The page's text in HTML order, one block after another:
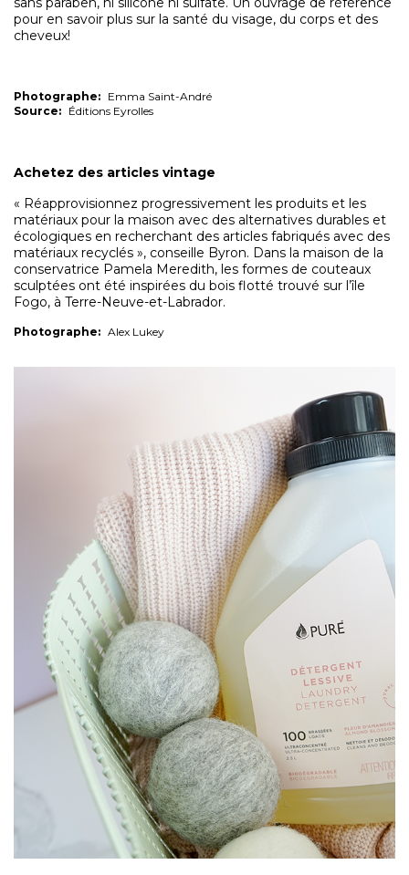
pour en savoir plus sur la santé du visage, du corps et des
cheveux!
Photographe: Emma Saint-André
Source: Éditions Eyrolles
Achetez des articles vintage
« Réapprovisionnez progressivement les produits et les
matériaux pour la maison avec des alternatives durables et
écologiques en recherchant des articles fabriqués avec des
matériaux recyclés », conseille Byron. Dans la maison de la
conservatrice Pamela Meredith, les formes de couteaux
sculptées ont été inspirées du bois flotté trouvé sur l’île
Fogo, à Terre-Neuve-et-Labrador.
Photographe: Alex Lukey